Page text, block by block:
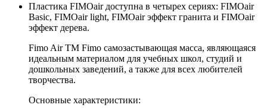
Пластика FIMOair доступна в четырех сериях: FIMOair
Basic, FIMOair light, FIMOair эффект гранита и FIMOair
эффект дерева.
Fimo Air ТМ Fimo самозастывающая масса, являющаяся
идеальным материалом для учебных школ, студий и
дошкольных заведений, а также для всех любителей
творчества.
Основные характеристики: